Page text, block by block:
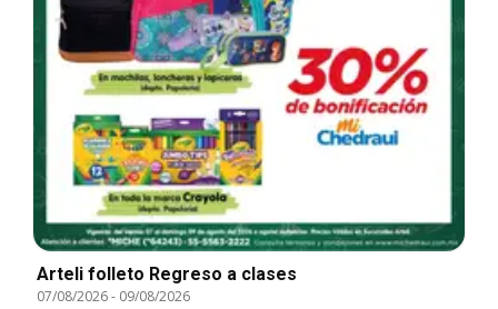
Arteli folleto Regreso a clases
07/08/2026- 09/08/2026